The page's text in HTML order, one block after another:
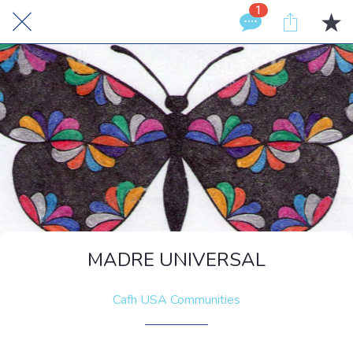
1
MADRE UNIVERSAL
Cafh USA Communities